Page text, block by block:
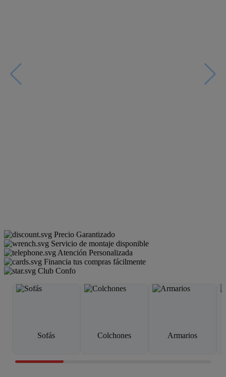
Precio Garantizado
Servicio de montaje disponible
Atención Personalizada
Financia tus compras fácilmente
Club Confo
Sofás Colchones Armarios